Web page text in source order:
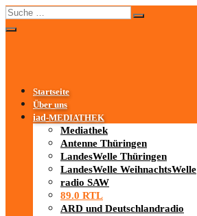
Startseite
Über uns
iad-MEDIATHEK
Mediathek
Antenne Thüringen
LandesWelle Thüringen
LandesWelle WeihnachtsWelle
radio SAW
89.0 RTL
ARD und Deutschlandradio